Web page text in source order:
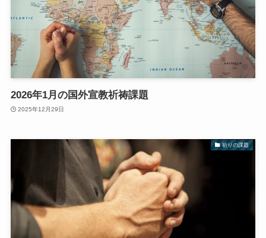
2026年1月の国外宣教祈祷課題
2025年12月29日
祈りの課題